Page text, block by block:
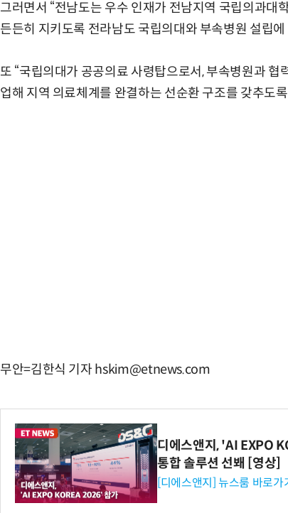
그러면서 “전남도는 우수 인재가 전남지역 국립의과대
든든히 지키도록 전라남도 국립의대와 부속병원 설립
또 “국립의대가 공공의료 사령탑으로서, 부속병원과
업해 지역 의료체계를 완결하는 선순환 구조를 갖추도
무안=김한식 기자 hskim@etnews.com
디에스앤지, 'AI EXPO
통합 솔루션 선봬 [영상]
[디에스앤지] 뉴스룸 바로가